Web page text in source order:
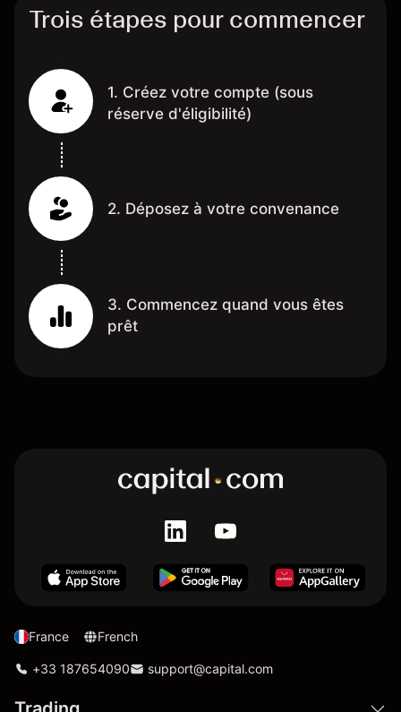
Trois étapes pour commencer
1. Créez votre compte (sous
réserve d'éligibilité)
2. Déposez à votre convenance
3. Commencez quand vous êtes
prêt
France French
+33 187654090 support@capital.com